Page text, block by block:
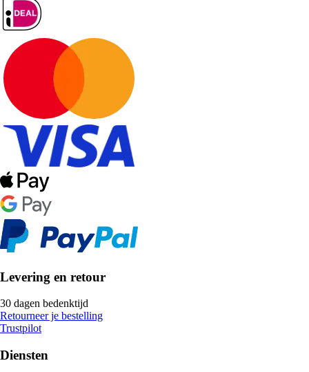
Levering en retour
30 dagen bedenktijd
Retourneer je bestelling
Trustpilot
Diensten